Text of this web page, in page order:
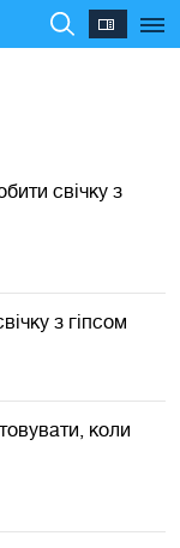
свічку з
з гіпсом
коли